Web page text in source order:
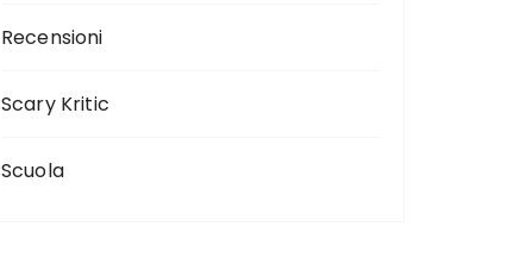
Recensioni
Scary Kritic
Scuola